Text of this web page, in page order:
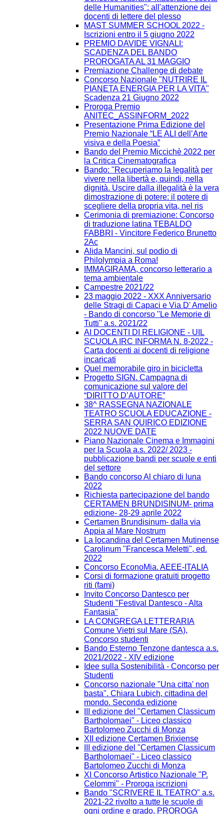
delle Humanities": all'attenzione dei
docenti di lettere del plesso
MAST SUMMER SCHOOL 2022 -
Iscrizioni entro il 5 giugno 2022
PREMIO DAVIDE VIGNALI:
SCADENZA DEL BANDO
PROROGATA AL 31 MAGGIO
Premiazione Challenge di debate
Concorso Nazionale "NUTRIRE IL
PIANETA ENERGIA PER LA VITA"
Scadenza 21 Giugno 2022
Proroga Premio
ANITEC_ASSINFORM_2022
Presentazione Prima Edizione del
Premio Nazionale “LE ALI dell’Arte
visiva e della Poesia”
Bando del Premio Miccichè 2022 per
la Critica Cinematografica
Bando: "Recuperiamo la legalità per
vivere nella libertà e, quindi, nella
dignità. Uscire dalla illegalità è la vera
dimostrazione di potere: il potere di
scegliere della propria vita, nel ris
Cerimonia di premiazione: Concorso
di traduzione latina TEBALDO
FABBRI - Vincitore Federico Brunetto
2Ac
Alida Mancini, sul podio di
Philolympia a Roma!
IMMAGIRAMA, concorso letterario a
tema ambientale
Campestre 2021/22
23 maggio 2022 - XXX Anniversario
delle Stragi di Capaci e Via D' Amelio
- Bando di concorso ''Le Memorie di
Tutti'' a.s. 2021/22
AI DOCENTI DI RELIGIONE - UIL
SCUOLA IRC INFORMA N. 8-2022 -
Carta docenti ai docenti di religione
incaricati
Quel memorabile giro in bicicletta
Progetto SIGN. Campagna di
comunicazione sul valore del
“DIRITTO D’AUTORE”
38^ RASSEGNA NAZIONALE
TEATRO SCUOLA EDUCAZIONE -
SERRA SAN QUIRICO EDIZIONE
2022 NUOVE DATE
Piano Nazionale Cinema e Immagini
per la Scuola a.s. 2022/ 2023 -
pubblicazione bandi per scuole e enti
del settore
Bando concorso Al chiaro di luna
2022
Richiesta partecipazione del bando
CERTAMEN BRUNDISINUM- prima
edizione- 28-29 aprile 2022
Certamen Brundisinum- dalla via
Appia al Mare Nostrum
La locandina del Certamen Mutinense
Carolinum "Francesca Meletti", ed.
2022
Concorso EconoMia. AEEE-ITALIA
Corsi di formazione gratuiti progetto
riti (fami)
Invito Concorso Dantesco per
Studenti "Festival Dantesco - Alta
Fantasia"
LA CONGREGA LETTERARIA
Comune Vietri sul Mare (SA),
Concorso studenti
Bando Esterno Tenzone dantesca a.s.
2021/2022 - XIV edizione
Idee sulla Sostenibilità - Concorso per
Studenti
Concorso nazionale "Una citta' non
basta". Chiara Lubich, cittadina del
mondo. Seconda edizione
III edizione del "Certamen Classicum
Bartholomaei" - Liceo classico
Bartolomeo Zucchi di Monza
XII edizione Certamen Brixiense
III edizione del "Certamen Classicum
Bartholomaei" - Liceo classico
Bartolomeo Zucchi di Monza
XI Concorso Artistico Nazionale "P.
Celommi" - Proroga iscrizioni
Bando "SCRIVERE IL TEATRO" a.s.
2021-22 rivolto a tutte le scuole di
ogni ordine e grado. PROROGA